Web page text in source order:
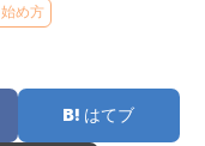
始め方
はてブ